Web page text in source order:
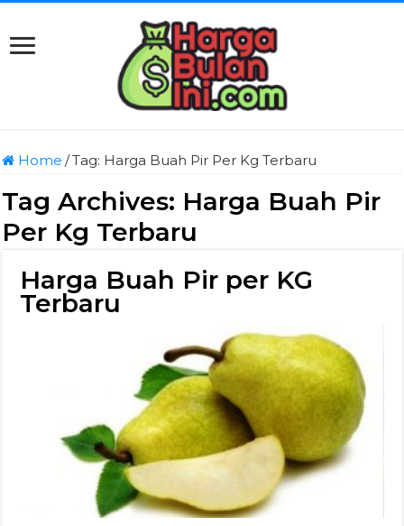
Home /Tag: Harga Buah Pir Per Kg Terbaru
Tag Archives: Harga Buah Pir
Per Kg Terbaru
Harga Buah Pir per KG
Terbaru